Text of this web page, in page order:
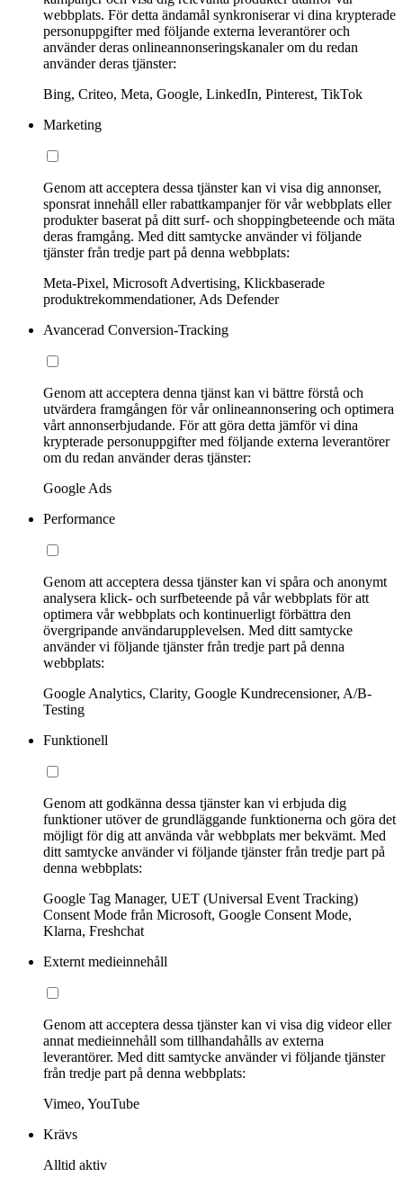
webbplats. För detta ändamål synkroniserar vi dina krypterade
personuppgifter med följande externa leverantörer och
använder deras onlineannonseringskanaler om du redan
använder deras tjänster:
Bing, Criteo, Meta, Google, LinkedIn, Pinterest, TikTok
Marketing
Genom att acceptera dessa tjänster kan vi visa dig annonser,
sponsrat innehåll eller rabattkampanjer för vår webbplats eller
produkter baserat på ditt surf- och shoppingbeteende och mäta
deras framgång. Med ditt samtycke använder vi följande
tjänster från tredje part på denna webbplats:
Meta-Pixel, Microsoft Advertising, Klickbaserade
produktrekommendationer, Ads Defender
Avancerad Conversion-Tracking
Genom att acceptera denna tjänst kan vi bättre förstå och
utvärdera framgången för vår onlineannonsering och optimera
vårt annonserbjudande. För att göra detta jämför vi dina
krypterade personuppgifter med följande externa leverantörer
om du redan använder deras tjänster:
Google Ads
Performance
Genom att acceptera dessa tjänster kan vi spåra och anonymt
analysera klick- och surfbeteende på vår webbplats för att
optimera vår webbplats och kontinuerligt förbättra den
övergripande användarupplevelsen. Med ditt samtycke
använder vi följande tjänster från tredje part på denna
webbplats:
Google Analytics, Clarity, Google Kundrecensioner, A/B-
Testing
Funktionell
Genom att godkänna dessa tjänster kan vi erbjuda dig
funktioner utöver de grundläggande funktionerna och göra det
möjligt för dig att använda vår webbplats mer bekvämt. Med
ditt samtycke använder vi följande tjänster från tredje part på
denna webbplats:
Google Tag Manager, UET (Universal Event Tracking)
Consent Mode från Microsoft, Google Consent Mode,
Klarna, Freshchat
Externt medieinnehåll
Genom att acceptera dessa tjänster kan vi visa dig videor eller
annat medieinnehåll som tillhandahålls av externa
leverantörer. Med ditt samtycke använder vi följande tjänster
från tredje part på denna webbplats:
Vimeo, YouTube
Krävs
Alltid aktiv